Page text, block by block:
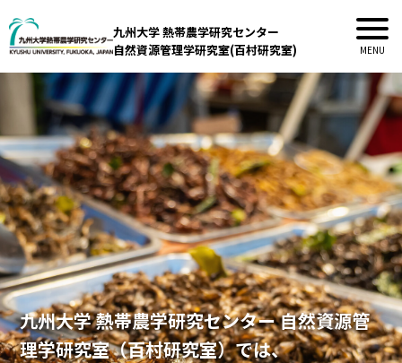
九州大学 熱帯農学研究センター
自然資源管理学研究室(百村研究室)
九州大学 熱帯農学研究センター 自然資源管
理学研究室（百村研究室）では、